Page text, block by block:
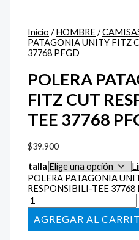
Inicio /HOMBRE/
PATAGONIA UNITY FITZ
37768 PFGD
POLERA
FITZ CUT
TEE 37768
$39.900
talla
POLERA PATAGONIA
RESPONSIBILI-TEE 37768
AÑADIR AL CARRITO